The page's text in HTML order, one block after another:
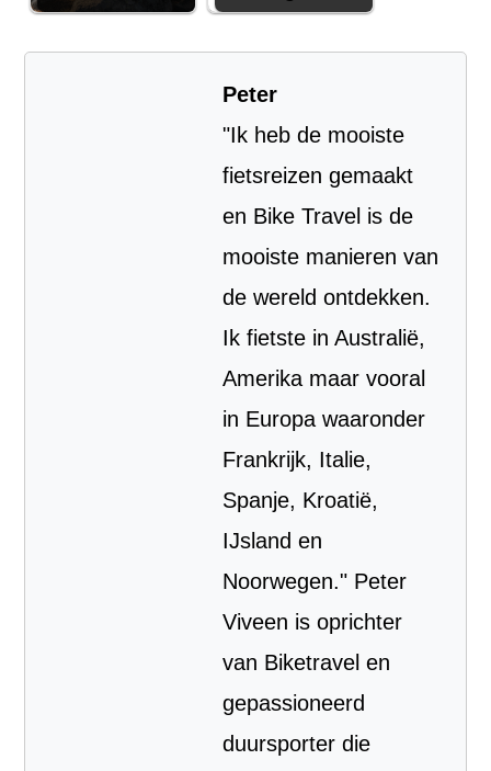
Peter
"Ik heb de mooiste
fietsreizen gemaakt
en Bike Travel is de
mooiste manieren van
de wereld ontdekken.
Ik fietste in Australië,
Amerika maar vooral
in Europa waaronder
Frankrijk, Italie,
Spanje, Kroatië,
IJsland en
Noorwegen." Peter
Viveen is oprichter
van Biketravel en
gepassioneerd
duursporter die